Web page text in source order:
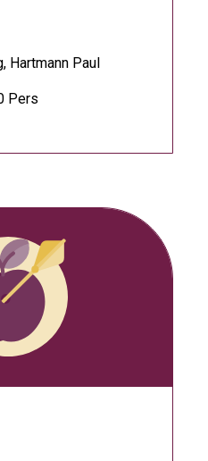
Hartmann Paul
Pers